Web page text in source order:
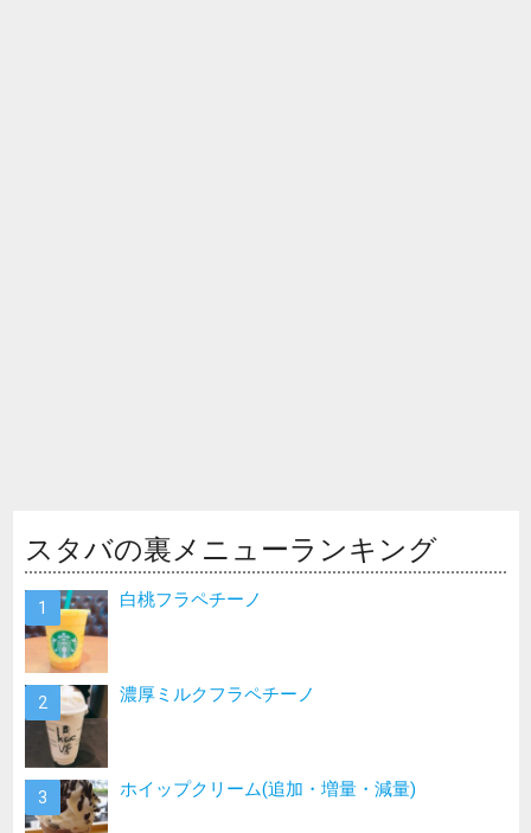
スタバの裏メニューランキング
白桃フラペチーノ
濃厚ミルクフラペチーノ
ホイップクリーム(追加・増量・減量)